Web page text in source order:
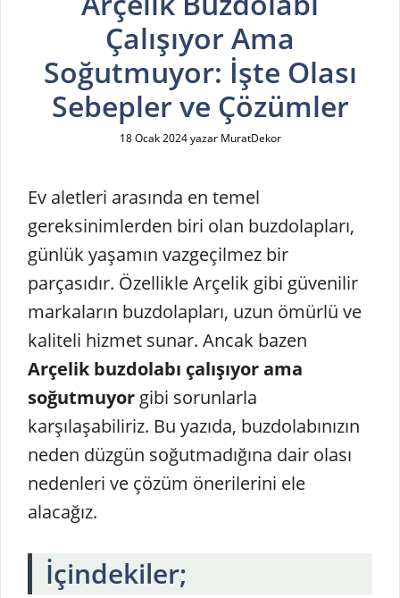
Çalışıyor Ama
Soğutmuyor: İşte Olası
Sebepler ve Çözümler
18 Ocak 2024 yazar MuratDekor
Ev aletleri arasında en temel
gereksinimlerden biri olan buzdolapları,
günlük yaşamın vazgeçilmez bir
parçasıdır. Özellikle Arçelik gibi güvenilir
markaların buzdolapları, uzun ömürlü ve
kaliteli hizmet sunar. Ancak bazen
Arçelik buzdolabı çalışıyor ama
soğutmuyor gibi sorunlarla
karşılaşabiliriz. Bu yazıda, buzdolabınızın
neden düzgün soğutmadığına dair olası
nedenleri ve çözüm önerilerini ele
alacağız.
İçindekiler;